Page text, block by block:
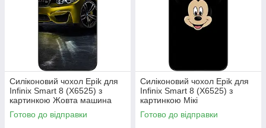
Силіконовий чохол Epik для
Infinix Smart 8 (X6525) з
картинкою Жовта машина
Готово до відправки
Силіконовий чохол Epik для
Infinix Smart 8 (X6525) з
картинкою Мікі
Готово до відправки